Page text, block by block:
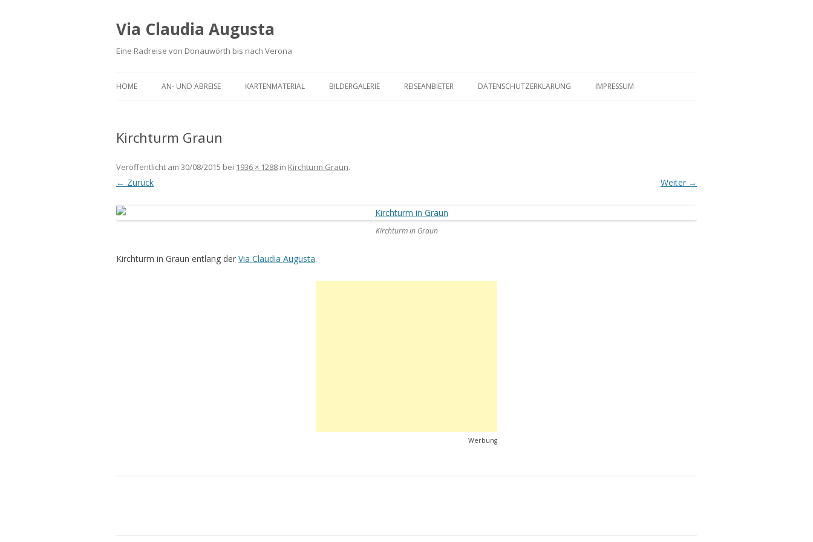
Via Claudia Augusta
Eine Radreise von Donauwörth bis nach Verona
Inhalt
HOME AN- UND ABREISE KARTENMATERIAL BILDERGALERIE REISEANBIETER DATENSCHUTZERKLÄRUNG IMPRESSUM
Kirchturm Graun
Veröffentlicht am 30/08/2015 bei 1936 × 1288 in Kirchturm Graun.
← Zurück Weiter →
Kirchturm in Graun
Kirchturm in Graun entlang der Via Claudia Augusta.
Werbung